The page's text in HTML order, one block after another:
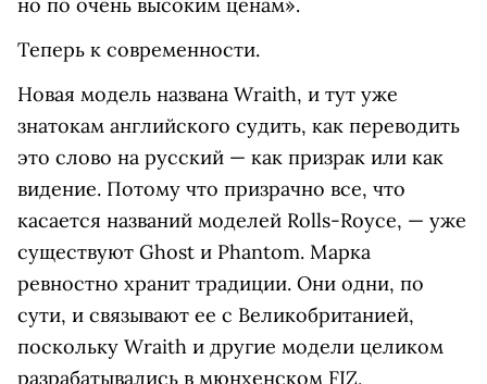
Теперь к современности.
Новая модель названа Wraith, и тут уже
знатокам английского судить, как переводить
это слово на русский — как призрак или как
видение. Потому что призрачно все, что
касается названий моделей Rolls-Royce, — уже
существуют Ghost и Phantom. Марка
ревностно хранит традиции. Они одни, по
сути, и связывают ее с Великобританией,
поскольку Wraith и другие модели целиком
разрабатывались в мюнхенском FIZ,